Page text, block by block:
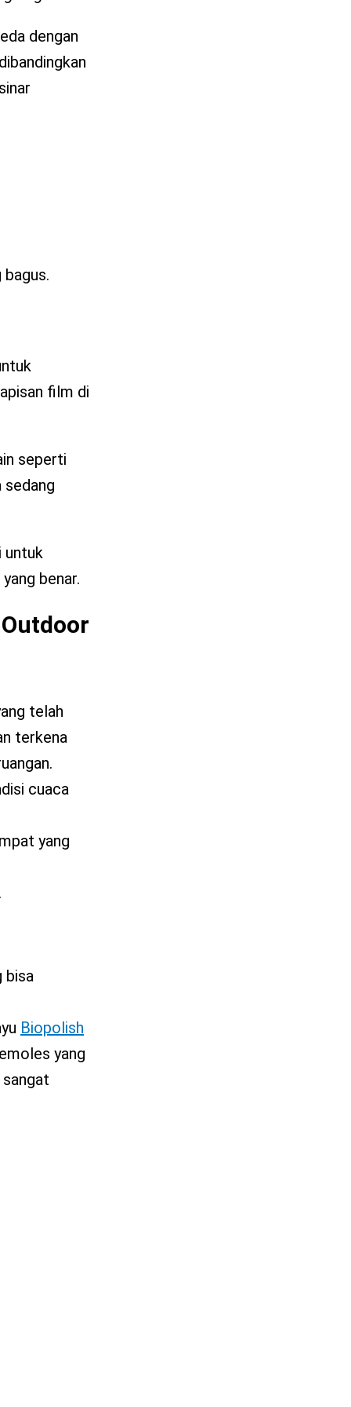
dengan
film di
seperti
sedang
untuk
benar.
telah
terkena
cuaca
yang
bisa
Biopolish
yang